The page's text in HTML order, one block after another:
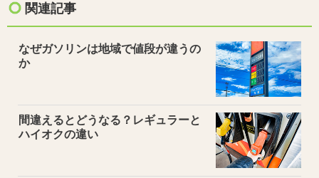
関連記事
なぜガソリンは地域で値段が違うの
か
間違えるとどうなる？レギュラーと
ハイオクの違い